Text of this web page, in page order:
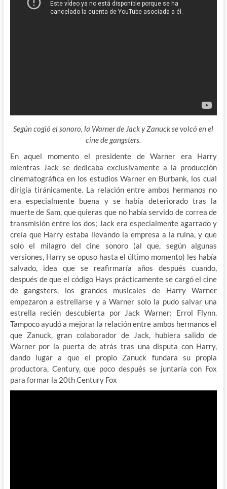
Según cogió el sonoro, la Warner de Jack y Zanuck se volcó en el
cine de gangsters.
En aquel momento el presidente de Warner era Harry
mientras Jack se dedicaba exclusivamente a la producción
cinematográfica en los estudios Warner en Burbank, los cual
dirigía tiránicamente. La relación entre ambos hermanos no
era especialmente buena y se había deteriorado tras la
muerte de Sam, que quieras que no había servido de correa de
transmisión entre los dos; Jack era especialmente agarrado y
creía que Harry estaba llevando la empresa a la ruina, y que
solo el milagro del cine sonoro (al que, según algunas
versiones, Harry se opuso hasta el último momento) les había
salvado, idea que se reafirmaría años después cuando,
después de que el código Hays prácticamente se cargó el cine
de gangsters, los grandes musicales de Harry Warner
empezaron a estrellarse y a Warner solo la pudo salvar una
estrella recién descubierta por Jack Warner: Errol Flynn.
Tampoco ayudó a mejorar la relación entre ambos hermanos el
que Zanuck, gran colaborador de Jack, hubiera salido de
Warner por la puerta de atrás tras una disputa con Harry,
dando lugar a que el propio Zanuck fundara su propia
productora, Century, que poco después se juntaría con Fox
para formar la 20th Century Fox